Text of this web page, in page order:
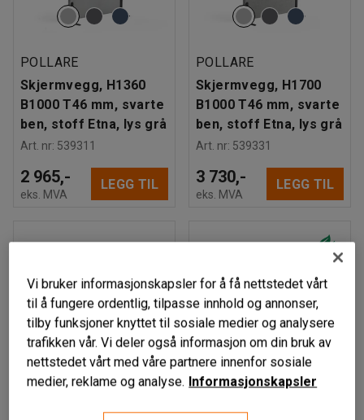
POLLARE
Skjermvegg, H1360
B1000 T46 mm, svarte
ben, stoff Etna, lys grå
Art. nr: 539311
2 965,-
eks. MVA
LEGG TIL
POLLARE
Skjermvegg, H1700
B1000 T46 mm, svarte
ben, stoff Etna, lys grå
Art. nr: 539331
3 730,-
eks. MVA
LEGG TIL
Vi bruker informasjonskapsler for å få nettstedet vårt
til å fungere ordentlig, tilpasse innhold og annonser,
tilby funksjoner knyttet til sosiale medier og analysere
trafikken vår. Vi deler også informasjon om din bruk av
nettstedet vårt med våre partnere innenfor sosiale
medier, reklame og analyse. Informasjonskapsler